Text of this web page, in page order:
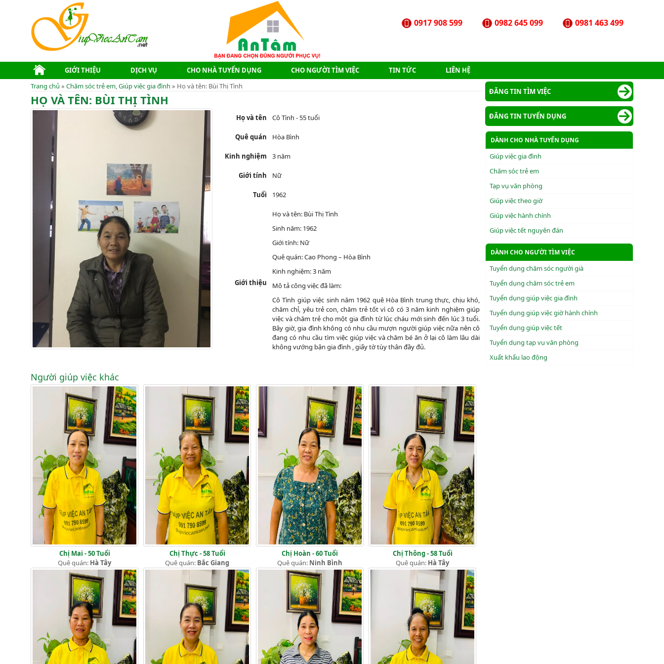
0981 463 499
0982 645 099
0917 908 599
GIỚI THIỆU DỊCH VỤ CHO NHÀ TUYỂN DỤNG CHO NGƯỜI TÌM VIỆC TIN TỨC
LIÊN HỆ
Trang chủ » Chăm sóc trẻ em,Giúp việc gia đình » Họ và tên: Bùi Thị Tình
HỌ VÀ TÊN: BÙI THỊ TÌNH
Họ và tên Cô Tình - 55 tuổi
Quê quán Hòa Bình
Kinh nghiệm 3 năm
Giới tính Nữ
Tuổi 1962
Giới thiệu
Họ và tên: Bùi Thị Tình
Sinh năm: 1962
Giới tính: Nữ
Quê quán:Cao Phong – Hòa Bình
Kinh nghiệm:3 năm
Mô tả công việc đã làm:
Cô Tình giúp việc sinh năm 1962 quê Hòa Bình trung thực, chịu khó,
chăm chỉ, yêu trẻ con, chăm trẻ tốt vì cô có 3 năm kinh nghiệm giúp
việc và chăm trẻ cho một gia đình từ lúc cháu mới sinh đến lúc 3 tuổi.
Bây giờ, gia đình không có nhu cầu mượn người giúp việc nữa nên cô
đang có nhu cầu tìm việc giúp việc và chăm bé ăn ở lại cô làm lâu dài
không vướng bận gia đình , giấy tờ tùy thân đầy đủ.
Người giúp việc khác
Chị Mai - 50 Tuổi
Quê quán: Hà Tây
Chị Thực - 58 Tuổi
Quê quán: Bắc Giang
Chị Hoàn - 60 Tuổi
Quê quán: Ninh Bình
Chị Thông - 58 Tuổi
Quê quán: Hà Tây
ĐĂNG TIN TÌM VIỆC
ĐĂNG TIN TUYỂN DỤNG
DÀNH CHO NHÀ TUYỂN DỤNG
Giúp việc gia đình
Chăm sóc trẻ em
Tạp vụ văn phòng
Giúp việc theo giờ
Giúp việc hành chính
Giúp việc tết nguyên đán
DÀNH CHO NGƯỜI TÌM VIỆC
Tuyển dụng chăm sóc người già
Tuyển dụng chăm sóc trẻ em
Tuyển dụng giúp việc gia đình
Tuyển dụng giúp việc giờ hành chính
Tuyển dụng giúp việc tết
Tuyển dụng tạp vụ văn phòng
Xuẩt khẩu lao động